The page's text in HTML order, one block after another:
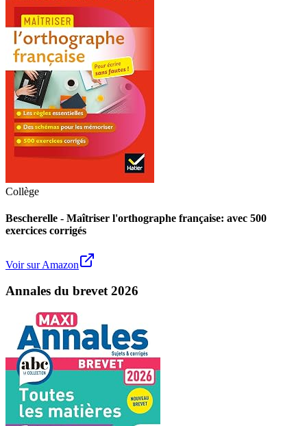
Collège
Bescherelle - Maîtriser l'orthographe française: avec 500
exercices corrigés
Voir sur Amazon
Annales du brevet 2026